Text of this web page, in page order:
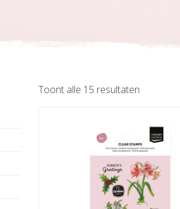
Toont alle 15 resultaten